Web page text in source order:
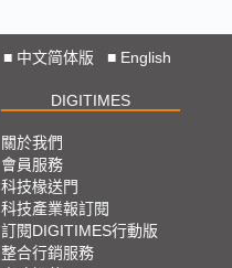
■ 中文简体版 ■ English
DIGITIMES
關於我們
會員服務
科技椽送門
科技產業報訂閱
訂閱DIGITIMES行動版
整合行銷服務